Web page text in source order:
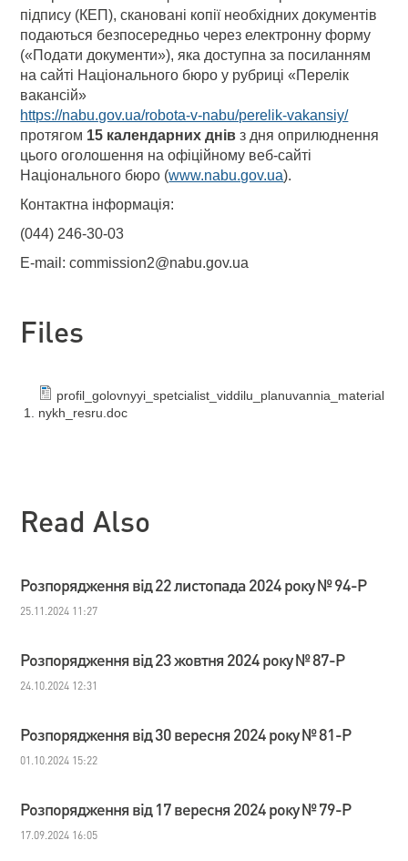
підпису (КЕП), скановані копії необхідних документів
подаються безпосередньо через електронну форму
(«Подати документи»), яка доступна за посиланням
на сайті Національного бюро у рубриці «Перелік
вакансій»
https://nabu.gov.ua/robota-v-nabu/perelik-vakansiy/
протягом 15 календарних днів з дня оприлюднення
цього оголошення на офіційному веб-сайті
Національного бюро (www.nabu.gov.ua).
Контактна інформація:
(044) 246-30-03
E-mail: commission2@nabu.gov.ua
Files
profil_golovnyyi_spetcialist_viddilu_planuvannia_material
nykh_resru.doc
Read Also
Розпорядження від 22 листопада 2024 року № 94-Р
25.11.2024 11:27
Розпорядження від 23 жовтня 2024 року № 87-Р
24.10.2024 12:31
Розпорядження від 30 вересня 2024 року № 81-Р
01.10.2024 15:22
Розпорядження від 17 вересня 2024 року № 79-Р
17.09.2024 16:05